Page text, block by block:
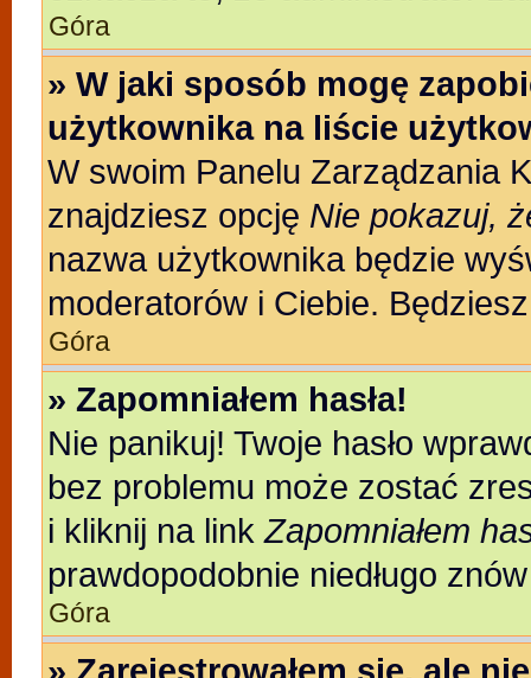
Góra
» W jaki sposób mogę
użytkownika na liście
W swoim Panelu Zarządzania
znajdziesz opcję Nie pokazuj,
nazwa użytkownika będzie
moderatorów i Ciebie.
Góra
» Zapomniałem hasła!
Nie panikuj! Twoje hasło
bez problemu może zostać
i kliknij na linkZapomniałem
prawdopodobnie niedługo
Góra